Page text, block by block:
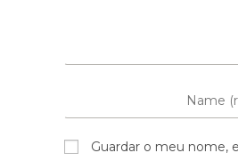
Guardar o meu nome,